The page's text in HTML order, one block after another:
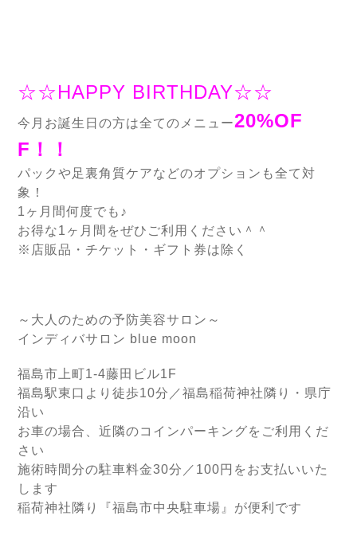
☆☆HAPPY BIRTHDAY☆☆
今月お誕生日の方は全てのメニュー20%OF
F！！
パックや足裏角質ケアなどのオプションも全て対
象！
1ヶ月間何度でも♪
お得な1ヶ月間をぜひご利用ください＾＾
※店販品・チケット・ギフト券は除く
～大人のための予防美容サロン～
インディバサロン blue moon
福島市上町1-4藤田ビル1F
福島駅東口より徒歩10分／福島稲荷神社隣り・県庁
沿い
お車の場合、近隣のコインパーキングをご利用くだ
さい
施術時間分の駐車料金30分／100円をお支払いいた
します
稲荷神社隣り『福島市中央駐車場』が便利です